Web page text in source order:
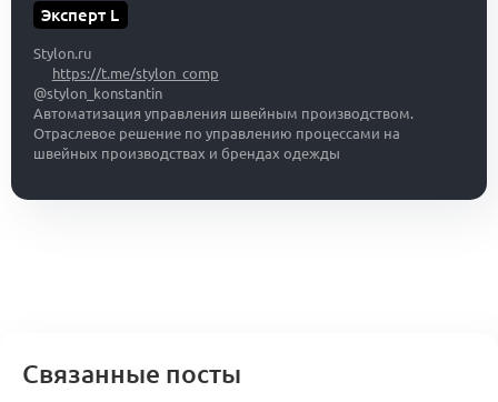
Эксперт L
Stylon.ru
https://t.me/stylon_comp
@stylon_konstantin
Автоматизация управления швейным производством.
Отраслевое решение по управлению процессами на
швейных производствах и брендах одежды
Связанные посты